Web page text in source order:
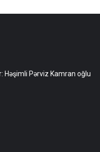
Həşimli Pərviz Kamran oğlu